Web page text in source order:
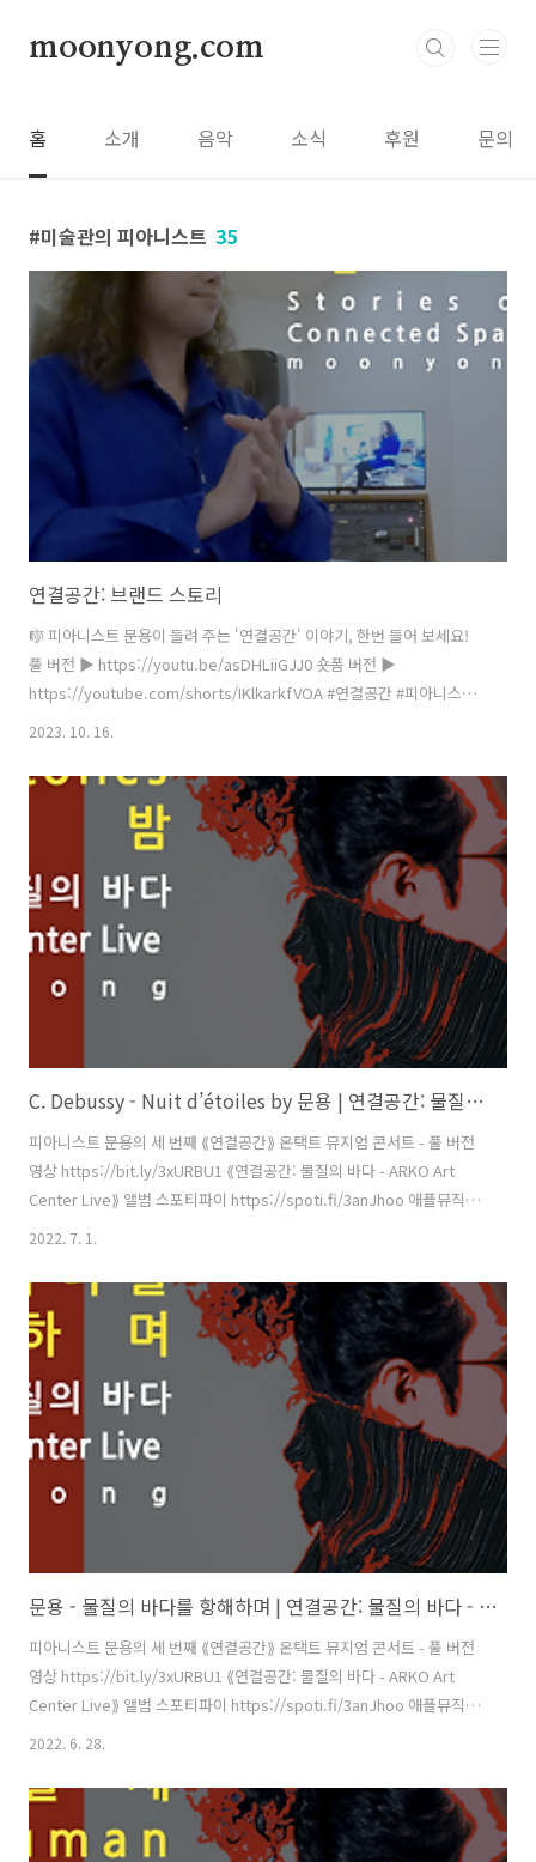
moonyong.com
홈 소개 음악 소식 후원 문의
미술관의 피아니스트 35
연결공간: 브랜드 스토리
🎼 피아니스트 문용이 들려 주는 '연결공간' 이야기, 한번 들어 보세요!
풀 버전 ▶️ https://youtu.be/asDHLiiGJJ0 숏폼 버전 ▶️
https://youtube.com/shorts/IKlkarkfVOA #연결공간 #피아니스트
문용 #온택트도슨트콘서트 #아트체인지업 #온라인미디어예술활동지원
2023. 10. 16.
C. Debussy - Nuit d’étoiles by 문용 | 연결공간: 물질의 바다 - ARKO Art Center Live(2021) 4K MV
피아니스트 문용의 세 번째 ⟪연결공간⟫ 온택트 뮤지엄 콘서트 - 풀 버전
영상 https://bit.ly/3xURBU1 ⟪연결공간: 물질의 바다 - ARKO Art
Center Live⟫ 앨범 스포티파이 https://spoti.fi/3anJhoo 애플뮤직
https://apple.co/38KdE7W 작곡 C. Debussy 편곡・연주 문용
상 유영균 STUDIO2F 음향 곽동준 K SOUND 촬영 유영균, 서두리 촬영
보조 임오성, 최인성 영상 재편집 문용(moonyong) [ 전시 ] 아르코미술
관 ⟪횡단하는 물질의 세계⟫ 𝓝𝓸𝓽𝓱𝓲𝓷𝓰 𝙈𝙖𝙠𝙚𝙨 𝐼𝑡𝑠𝑒𝑙𝑓 2021. 9.17 - 12.12
[ 공연 협력 ] 큐레이터 차승주 코디..
2022. 7. 1.
문용 - 물질의 바다를 항해하며 | 연결공간: 물질의 바다 - ARKO Art Center Live(2021) 4K MV
피아니스트 문용의 세 번째 ⟪연결공간⟫ 온택트 뮤지엄 콘서트 - 풀 버전
영상 https://bit.ly/3xURBU1 ⟪연결공간: 물질의 바다 - ARKO Art
Center Live⟫ 앨범 스포티파이 https://spoti.fi/3anJhoo 애플뮤직
https://apple.co/38KdE7W 작곡・편곡・연주 문용(moonyong) 기
STUDIO2F 음향 곽동준 K SOUND 촬영 유영균, 서두리 촬영보조 임오
성, 최인성 영상 재편집 문용(moonyong) [ 전시 ] 아르코미술관 ⟪횡단
하는 물질의 세계⟫ 𝓝𝓸𝓽𝓱𝓲𝓷𝓰 𝙈𝙖𝙠𝙚𝙨 𝐼𝑡𝑠𝑒𝑙𝑓 2021. 9.17 - 12.12 [ 공연
2022. 6. 28.